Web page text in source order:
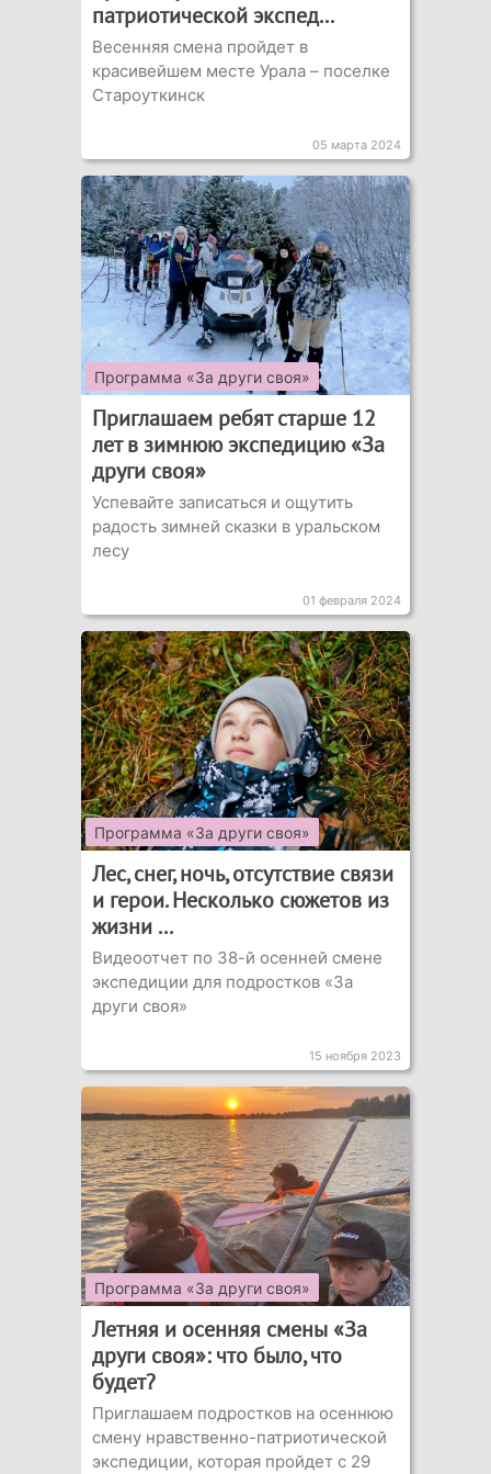
патриотической экспед...
Весенняя смена пройдет в
красивейшем месте Урала – поселке
Староуткинск
05 марта 2024
Программа «За други своя»
Приглашаем ребят старше 12
лет в зимнюю экспедицию «За
други своя»
Успевайте записаться и ощутить
радость зимней сказки в уральском
лесу
01 февраля 2024
Программа «За други своя»
Лес, снег, ночь, отсутствие связи
и герои. Несколько сюжетов из
жизни ...
Видеоотчет по 38-й осенней смене
экспедиции для подростков «За
други своя»
15 ноября 2023
Программа «За други своя»
Летняя и осенняя смены «За
други своя»: что было, что
будет?
Приглашаем подростков на осеннюю
смену нравственно-патриотической
экспедиции, которая пройдет с 29